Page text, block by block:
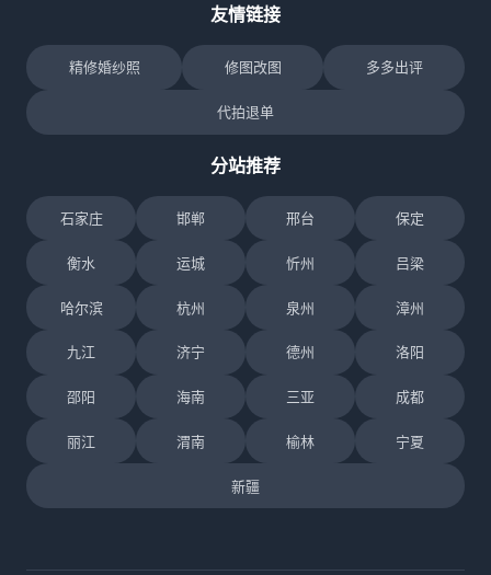
友情链接
精修婚纱照 修图改图 多多出评
代拍退单
分站推荐
石家庄 邯郸 邢台 保定
衡水 运城 忻州 吕梁
哈尔滨 杭州 泉州 漳州
九江 济宁 德州 洛阳
邵阳 海南 三亚 成都
丽江 渭南 榆林 宁夏
新疆